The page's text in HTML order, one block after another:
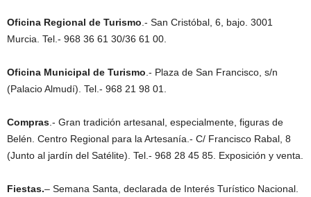
Oficina Regional de Turismo.- San Cristóbal, 6, bajo. 3001
Murcia. Tel.- 968 36 61 30/36 61 00.
Oficina Municipal de Turismo.- Plaza de San Francisco, s/n
(Palacio Almudí). Tel.- 968 21 98 01.
Compras.- Gran tradición artesanal, especialmente, figuras de
Belén. Centro Regional para la Artesanía.- C/ Francisco Rabal, 8
(Junto al jardín del Satélite). Tel.- 968 28 45 85. Exposición y venta.
Fiestas.– Semana Santa, declarada de Interés Turístico Nacional.